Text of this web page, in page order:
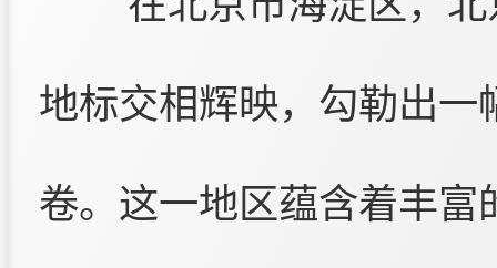
地标交相辉映，勾勒出
卷。这一地区蕴含着丰